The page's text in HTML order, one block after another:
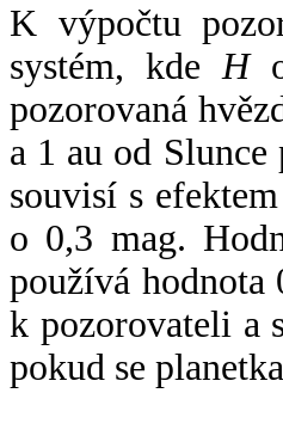
K výpočtu
systém, kde H
pozorovaná
a 1 au od
souvisí s
o 0,3 mag.
používá
k pozorovateli a
pokud se